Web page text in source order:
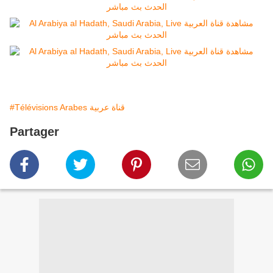
#Télévisions Arabes قناة عربية
Partager